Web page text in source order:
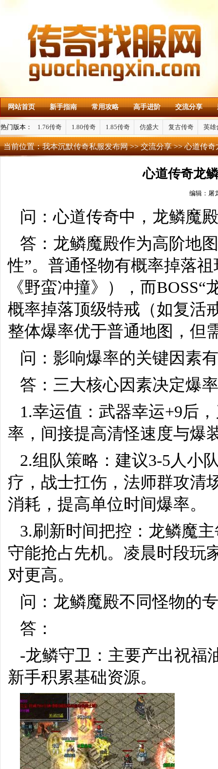
网站首页 新手指南 常用攻略 高手进阶 交流分享
热门版本： 1.76传奇 1.80传奇 1.85传奇 仿盛大 复古传奇 英雄
当前位置：我本沉默传奇私服发布网>>交流分享>> 心道传奇
心道传奇龙
编辑：屠
问：心道传奇中，龙鳞魔
答：龙鳞魔殿作为高阶地
性”。普通怪物有概率掉落
《野蛮冲撞》），而
概率掉落顶级特戒（如复活
整体爆率优于普通地图，但
问：影响爆率的关键因素
答：三大核心因素决定爆
1.幸运值：武器幸运+9后
率，间接提高清怪速度与爆
2.组队策略：建议3-5人小
疗，战士扛伤，法师群攻清
消耗，提高单位时间爆率。
3.刷新时间把控：龙鳞魔
守能抢占先机。凌晨时段玩
对更高。
问：龙鳞魔殿不同怪物的
答：
-龙鳞守卫：主要产出祝福
新手积累基础资源。